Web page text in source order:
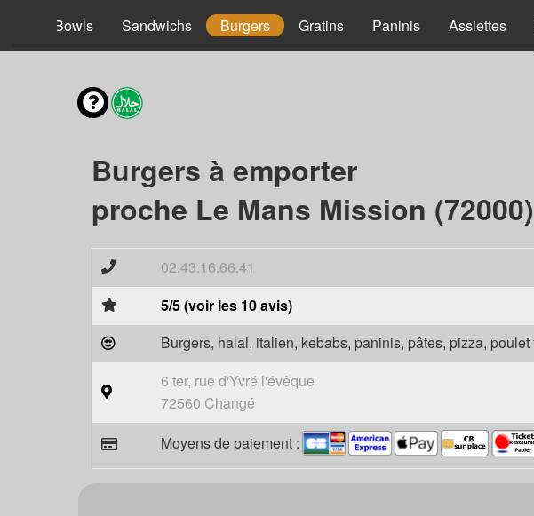
Bowls Sandwichs Burgers Gratins Paninis Assiettes
Burgers à emporter
proche Le Mans Mission (72000)
02.43.16.66.41
5/5 (voir les 10 avis)
Burgers, halal, italien, kebabs, paninis, pâtes, pizza,
6 ter, rue d'Yvré l'évêque
72560 Changé
Moyens de paiement :